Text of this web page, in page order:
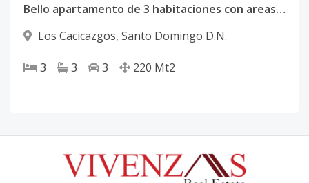
Bello apartamento de 3 habitaciones con areas sociales en Los cacicazgos.
Los Cacicazgos, Santo Domingo D.N.
3 3 3 220 Mt2